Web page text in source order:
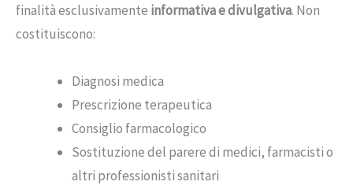
finalità esclusivamente informativa e divulgativa. Non
costituiscono:
Diagnosi medica
Prescrizione terapeutica
Consiglio farmacologico
Sostituzione del parere di medici, farmacisti o
altri professionisti sanitari